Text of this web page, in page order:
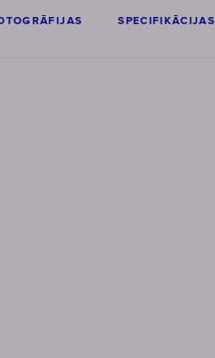
SPECIFIKĀCIJAS